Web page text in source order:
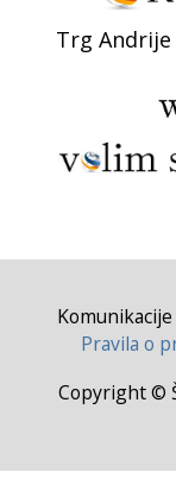
Trg Andrije
Komunikacije
Pravila o
Copyright ©